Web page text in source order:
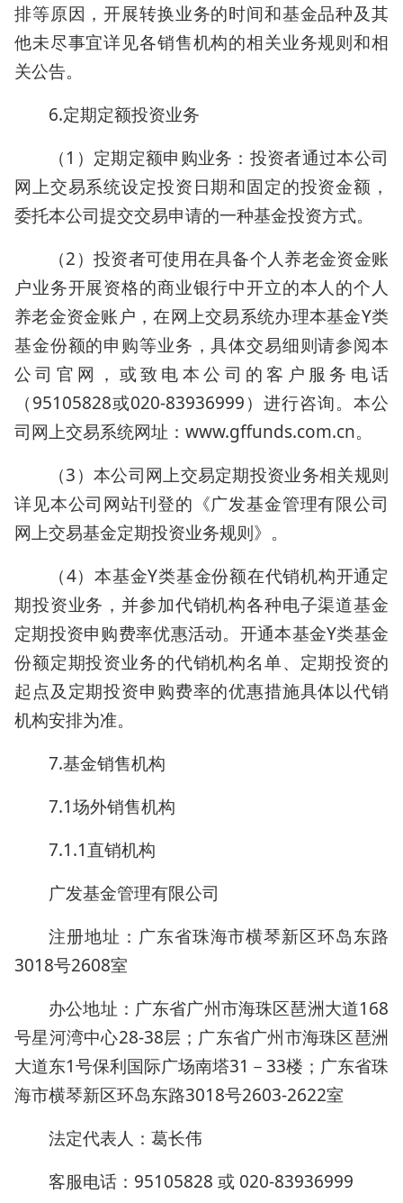
排等原因，开展转换业务的时间和基金品种及其
他未尽事宜详见各销售机构的相关业务规则和相
关公告。
6.定期定额投资业务
（1）定期定额申购业务：投资者通过本公司
网上交易系统设定投资日期和固定的投资金额，
委托本公司提交交易申请的一种基金投资方式。
（2）投资者可使用在具备个人养老金资金账
户业务开展资格的商业银行中开立的本人的个人
养老金资金账户，在网上交易系统办理本基金Y类
基金份额的申购等业务，具体交易细则请参阅本
公司官网，或致电本公司的客户服务电话
（95105828或020-83936999）进行咨询。本公
司网上交易系统网址：www.gffunds.com.cn。
（3）本公司网上交易定期投资业务相关规则
详见本公司网站刊登的《广发基金管理有限公司
网上交易基金定期投资业务规则》。
（4）本基金Y类基金份额在代销机构开通定
期投资业务，并参加代销机构各种电子渠道基金
定期投资申购费率优惠活动。开通本基金Y类基金
份额定期投资业务的代销机构名单、定期投资的
起点及定期投资申购费率的优惠措施具体以代销
机构安排为准。
7.基金销售机构
7.1场外销售机构
7.1.1直销机构
广发基金管理有限公司
注册地址：广东省珠海市横琴新区环岛东路
3018号2608室
办公地址：广东省广州市海珠区琶洲大道168
号星河湾中心28-38层；广东省广州市海珠区琶洲
大道东1号保利国际广场南塔31－33楼；广东省珠
海市横琴新区环岛东路3018号2603-2622室
法定代表人：葛长伟
客服电话：95105828 或 020-83936999